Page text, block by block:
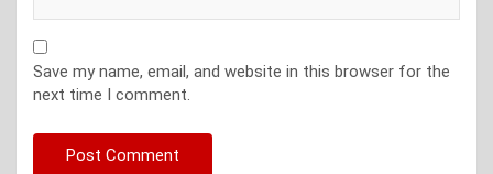
Save my name, email, and website in this browser for the
next time I comment.